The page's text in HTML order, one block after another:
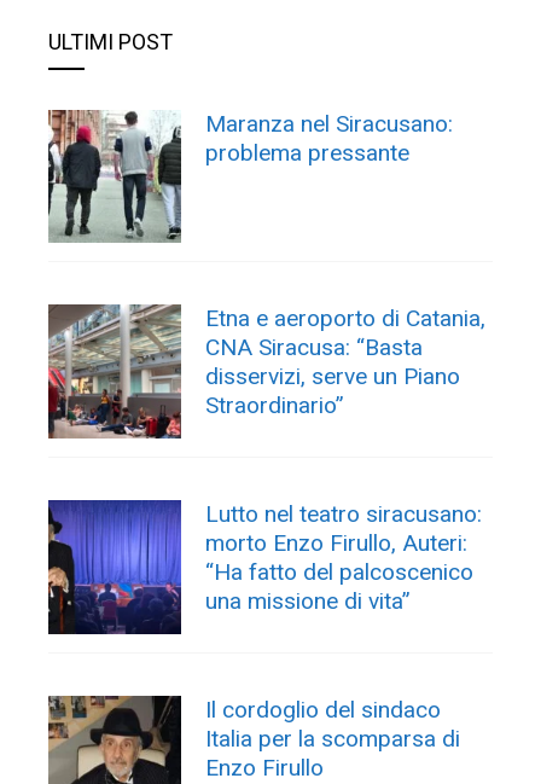
ULTIMI POST
Maranza nel Siracusano:
problema pressante
Etna e aeroporto di Catania,
CNA Siracusa: “Basta
disservizi, serve un Piano
Straordinario”
Lutto nel teatro siracusano:
morto Enzo Firullo, Auteri:
“Ha fatto del palcoscenico
una missione di vita”
Il cordoglio del sindaco
Italia per la scomparsa di
Enzo Firullo